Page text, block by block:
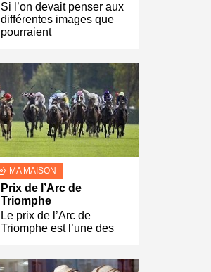
Si l’on devait penser aux
différentes images que
pourraient
MA MAISON
Prix de l’Arc de
Triomphe
Le prix de l’Arc de
Triomphe est l’une des